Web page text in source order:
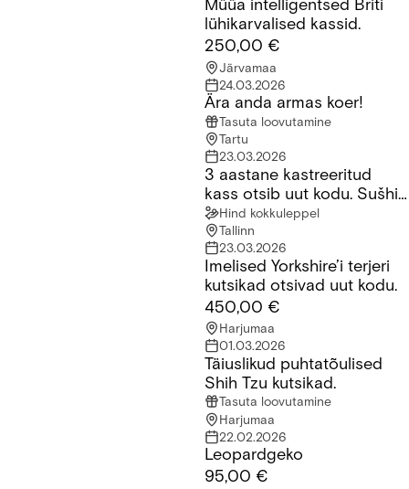
Müüa intelligentsed Briti lühikarvalised kassid.
Müüa intelligentsed Briti
lühikarvalised kassid.
250,00 €
Järvamaa
24.03.2026
Ära anda armas koer!
Tasuta loovutamine
Tartu
23.03.2026
3 aastane kastreeritud kass otsib uut kodu. Sušhi nimi millele
3 aastane kastreeritud
kass otsib uut kodu. Sušhi
nimi millele ta reageerib
Hind kokkuleppel
Tallinn
23.03.2026
Imelised Yorkshire’i terjeri kutsikad otsivad uut kodu.
Imelised Yorkshire’i terjeri
kutsikad otsivad uut kodu.
450,00 €
Harjumaa
01.03.2026
Täiuslikud puhtatõulised Shih Tzu kutsikad.Täiuslikud puhtatõulised
Shih Tzu kutsikad.
Tasuta loovutamine
Harjumaa
22.02.2026
Leopardgeko
95,00 €